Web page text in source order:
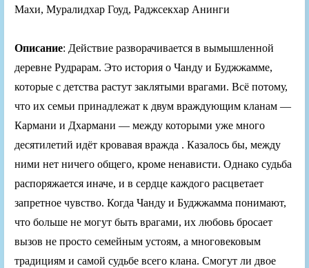
Махи, Муралидхар Гоуд, Раджсекхар Анинги
Описание: Действие разворачивается в вымышленной
деревне Рудрарам. Это история о Чанду и Буджжамме,
которые с детства растут заклятыми врагами. Всё потому,
что их семьи принадлежат к двум враждующим кланам —
Кармани и Дхармани — между которыми уже много
десятилетий идёт кровавая вражда . Казалось бы, между
ними нет ничего общего, кроме ненависти. Однако судьба
распоряжается иначе, и в сердце каждого расцветает
запретное чувство. Когда Чанду и Буджжамма понимают,
что больше не могут быть врагами, их любовь бросает
вызов не просто семейным устоям, а многовековым
традициям и самой судьбе всего клана. Смогут ли двое